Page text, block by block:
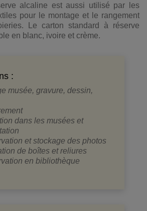
alcaline est aussi utilisé par les
pour le montage et le rangement
Le carton standard à réserve
en blanc, ivoire et crème.
:
musée, gravure, dessin,
dans les musées et
et stockage des photos
de boîtes et reliures
en bibliothèque